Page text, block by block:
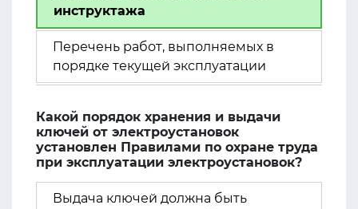
инструктажа
Перечень работ, выполняемых в
порядке текущей эксплуатации
Какой порядок хранения и выдачи
ключей от электроустановок
установлен Правилами по охране труда
при эксплуатации электроустановок?
Выдача ключей должна быть